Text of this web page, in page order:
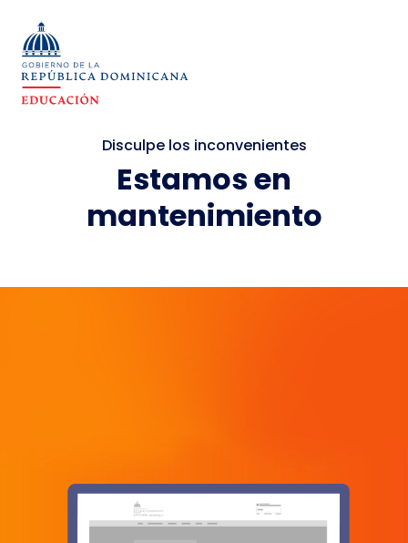
Disculpe los inconvenientes
Estamos en
mantenimiento